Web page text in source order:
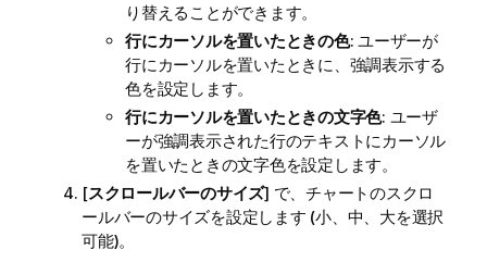
り替えることができます。
行にカーソルを置いたときの色: ユーザーが
行にカーソルを置いたときに、強調表示する
色を設定します。
行にカーソルを置いたときの文字色: ユーザ
ーが強調表示された行のテキストにカーソル
を置いたときの文字色を設定します。
[スクロールバーのサイズ] で、チャートのスクロ
ールバーのサイズを設定します (小、中、大を選択
可能)。